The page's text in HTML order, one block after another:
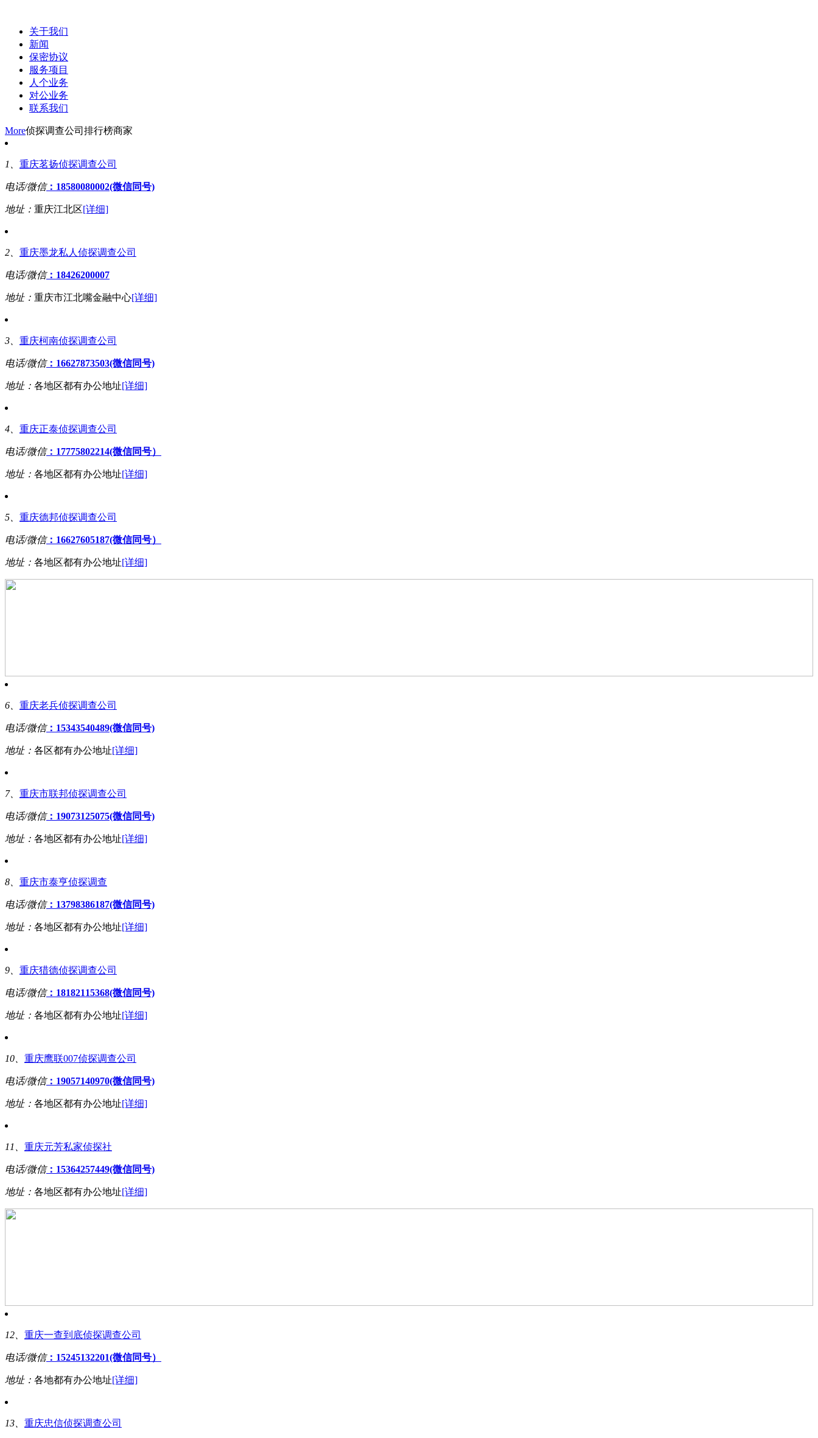
关于我们
新闻
保密协议
服务项目
人个业务
对公业务
联系我们
More侦探调查公司排行榜商家
1、 重庆茗扬侦探调查公司
电话/微信：18580080002(微信同号)
地址： 重庆江北区[详细]
2、 重庆墨龙私人侦探调查公司
电话/微信：18426200007
地址： 重庆市江北嘴金融中心[详细]
3、 重庆柯南侦探调查公司
电话/微信：16627873503(微信同号)
地址： 各地区都有办公地址[详细]
4、 重庆正泰侦探调查公司
电话/微信：17775802214(微信同号）
地址： 各地区都有办公地址[详细]
5、 重庆德邦侦探调查公司
电话/微信：16627605187(微信同号）
地址： 各地区都有办公地址[详细]
6、 重庆老兵侦探调查公司
电话/微信：15343540489(微信同号)
地址： 各区都有办公地址[详细]
7、 重庆市联邦侦探调查公司
电话/微信：19073125075(微信同号)
地址： 各地区都有办公地址[详细]
8、 重庆市泰亨侦探调查
电话/微信：13798386187(微信同号)
地址： 各地区都有办公地址[详细]
9、 重庆猎德侦探调查公司
电话/微信：18182115368(微信同号)
地址： 各地区都有办公地址[详细]
10、 重庆鹰联007侦探调查公司
电话/微信：19057140970(微信同号)
地址： 各地区都有办公地址[详细]
11、 重庆元芳私家侦探社
电话/微信：15364257449(微信同号)
地址： 各地区都有办公地址[详细]
12、 重庆一查到底侦探调查公司
电话/微信：15245132201(微信同号）
地址： 各地都有办公地址[详细]
13、 重庆忠信侦探调查公司